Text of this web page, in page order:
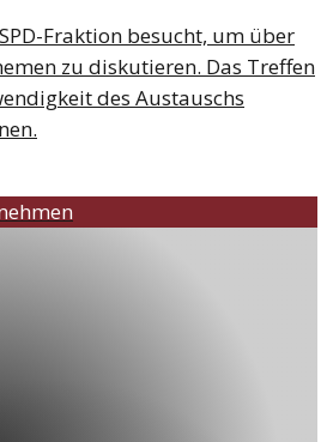
Fraktion besucht, um über
zu diskutieren. Das Treffen
des Austauschs